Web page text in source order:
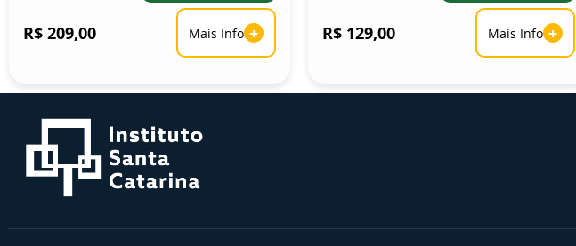
R$ 209,00 Mais Info + R$ 129,00 Mais Info +